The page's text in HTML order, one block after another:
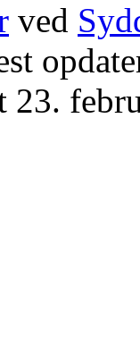
ved
23.